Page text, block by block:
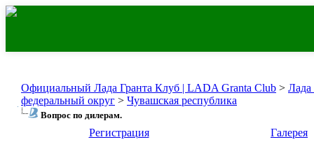
Официальный Лада Гранта Клуб | LADA Granta Club > Лада
федеральный округ > Чувашская республика
Вопрос по дилерам.
Регистрация Галерея